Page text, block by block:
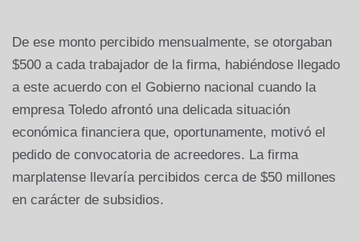
De ese monto percibido mensualmente, se otorgaban
$500 a cada trabajador de la firma, habiéndose llegado
a este acuerdo con el Gobierno nacional cuando la
empresa Toledo afrontó una delicada situación
económica financiera que, oportunamente, motivó el
pedido de convocatoria de acreedores. La firma
marplatense llevaría percibidos cerca de $50 millones
en carácter de subsidios.